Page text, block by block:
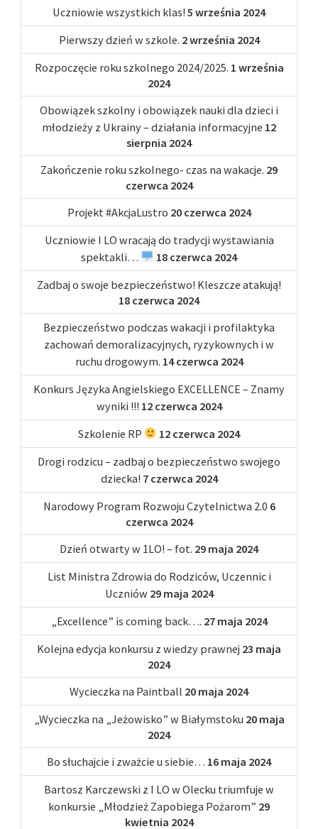
Uczniowie wszystkich klas! 5 września 2024
Pierwszy dzień w szkole. 2 września 2024
Rozpoczęcie roku szkolnego 2024/2025. 1 września
2024
Obowiązek szkolny i obowiązek nauki dla dzieci i
młodzieży z Ukrainy – działania informacyjne 12
sierpnia 2024
Zakończenie roku szkolnego- czas na wakacje. 29
czerwca 2024
Projekt #AkcjaLustro 20 czerwca 2024
Uczniowie I LO wracają do tradycji wystawiania
spektakli…
18 czerwca 2024
Zadbaj o swoje bezpieczeństwo! Kleszcze atakują!
18 czerwca 2024
Bezpieczeństwo podczas wakacji i profilaktyka
zachowań demoralizacyjnych, ryzykownych i w
ruchu drogowym. 14 czerwca 2024
Konkurs Języka Angielskiego EXCELLENCE – Znamy
wyniki !!! 12 czerwca 2024
Szkolenie RP
12 czerwca 2024
Drogi rodzicu – zadbaj o bezpieczeństwo swojego
dziecka! 7 czerwca 2024
Narodowy Program Rozwoju Czytelnictwa 2.0 6
czerwca 2024
Dzień otwarty w 1LO! – fot. 29 maja 2024
List Ministra Zdrowia do Rodziców, Uczennic i
Uczniów 29 maja 2024
„Excellence” is coming back…. 27 maja 2024
Kolejna edycja konkursu z wiedzy prawnej 23 maja
2024
Wycieczka na Paintball 20 maja 2024
„Wycieczka na „Jeżowisko” w Białymstoku 20 maja
2024
Bo słuchajcie i zważcie u siebie… 16 maja 2024
Bartosz Karczewski z I LO w Olecku triumfuje w
konkursie „Młodzież Zapobiega Pożarom” 29
kwietnia 2024